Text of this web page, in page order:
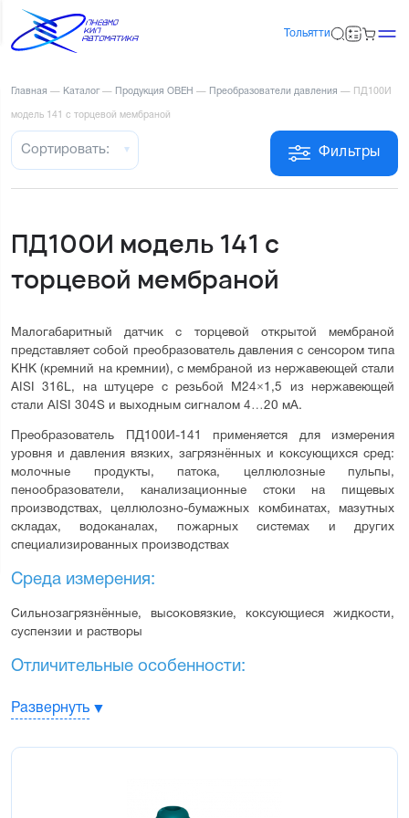
Тольятти
Главная — Каталог — Продукция ОВЕН — Преобразователи давления — ПД100И
модель 141 с торцевой мембраной
Фильтры
Сортировать:
ПД100И модель 141 с
торцевой мембраной
Малогабаритный датчик с торцевой открытой мембраной
представляет собой преобразователь давления с сенсором типа
КНК (кремний на кремнии), с мембраной из нержавеющей стали
AISI 316L, на штуцере с резьбой M24×1,5 из нержавеющей
стали AISI 304S и выходным сигналом 4…20 мА.
Преобразователь ПД100И-141 применяется для измерения
уровня и давления вязких, загрязнённых и коксующихся сред:
молочные продукты, патока, целлюлозные пульпы,
пенообразователи, канализационные стоки на пищевых
производствах, целлюлозно-бумажных комбинатах, мазутных
складах, водоканалах, пожарных системах и других
специализированных производствах
Среда измерения:
Сильнозагрязнённые, высоковязкие, коксующиеся жидкости,
суспензии и растворы
Отличительные особенности:
лазерной сваркой
Стабильное значение "ноля" преобразователя
Развернуть